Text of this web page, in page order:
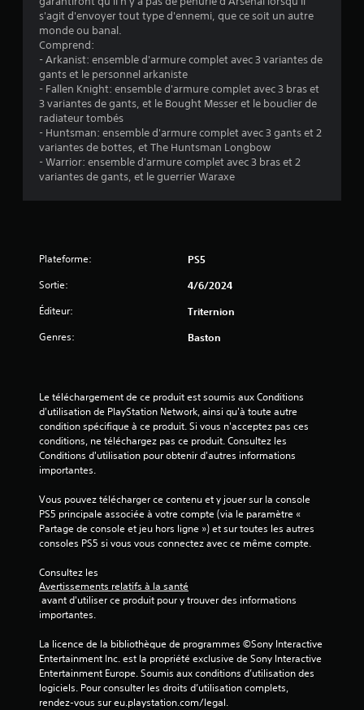
3
3
é
t
u
r
(
6
i
s
s'agit d'envoyer tout type d'ennemi, que ce soit un autre
monde ou banal.
Comprend:
- Arkanist: ensemble d'armure complet avec 3 variantes de
gants et le personnel arkaniste
- Fallen Knight: ensemble d'armure complet avec 3 bras et
3 variantes de gants, et le Bought Messer et le bouclier de
radiateur tombés
- Huntsman: ensemble d'armure complet avec 3 gants et 2
variantes de bottes, et The Huntsman Longbow
- Warrior: ensemble d'armure complet avec 3 bras et 2
variantes de gants, et le guerrier Waraxe
Plateforme: PS5
Sortie: 4/6/2024
Éditeur: Triternion
Genres: Baston
Le téléchargement de ce produit est soumis aux Conditions
d'utilisation de PlayStation Network, ainsi qu'à toute autre
condition spécifique à ce produit. Si vous n'acceptez pas ces
conditions, ne téléchargez pas ce produit. Consultez les
Conditions d'utilisation pour obtenir d'autres informations
importantes.
Vous pouvez télécharger ce contenu et y jouer sur la console
PS5 principale associée à votre compte (via le paramètre «
Partage de console et jeu hors ligne ») et sur toutes les autres
consoles PS5 si vous vous connectez avec ce même compte.
Consultez les
Avertissements relatifs à la santé
importantes.
La licence de la bibliothèque de programmes ©Sony Interactive
Entertainment Inc. est la propriété exclusive de Sony Interactive
Entertainment Europe. Soumis aux conditions d’utilisation des
logiciels. Pour consulter les droits d’utilisation complets,
rendez-vous sur eu.playstation.com/legal.